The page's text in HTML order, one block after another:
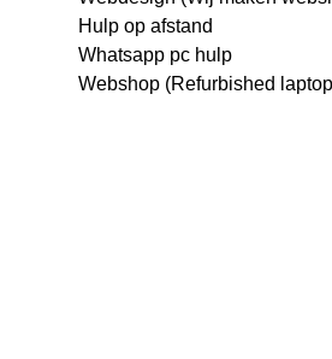
Hulp op afstand
Whatsapp pc hulp
Webshop (Refurbished